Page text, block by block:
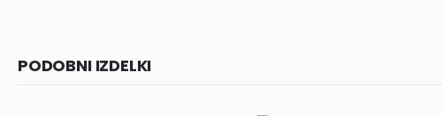
PODOBNI IZDELKI